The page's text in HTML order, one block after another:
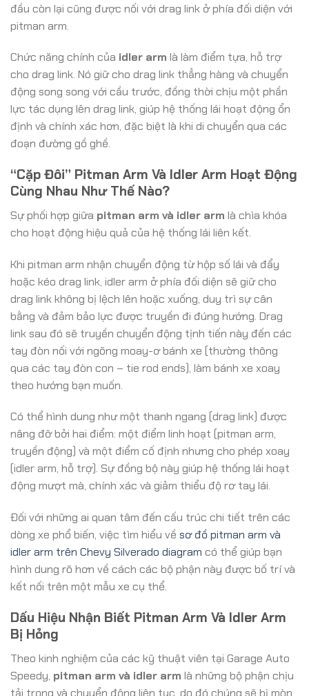
đầu còn lại cũng được nối với drag link ở phía đối diện với
pitman arm.
Chức năng chính của idler arm là làm điểm tựa, hỗ trợ
cho drag link. Nó giữ cho drag link thẳng hàng và chuyển
động song song với cầu trước, đồng thời chịu một phần
lực tác dụng lên drag link, giúp hệ thống lái hoạt động ổn
định và chính xác hơn, đặc biệt là khi di chuyển qua các
đoạn đường gồ ghề.
“Cặp Đôi” Pitman Arm Và Idler Arm Hoạt Động
Cùng Nhau Như Thế Nào?
Sự phối hợp giữa pitman arm và idler arm là chìa khóa
cho hoạt động hiệu quả của hệ thống lái liên kết.
Khi pitman arm nhận chuyển động từ hộp số lái và đẩy
hoặc kéo drag link, idler arm ở phía đối diện sẽ giữ cho
drag link không bị lệch lên hoặc xuống, duy trì sự cân
bằng và đảm bảo lực được truyền đi đúng hướng. Drag
link sau đó sẽ truyền chuyển động tịnh tiến này đến các
tay đòn nối với ngõng moay-ơ bánh xe (thường thông
qua các tay đòn con – tie rod ends), làm bánh xe xoay
theo hướng bạn muốn.
Có thể hình dung như một thanh ngang (drag link) được
nâng đỡ bởi hai điểm: một điểm linh hoạt (pitman arm,
truyền động) và một điểm cố định nhưng cho phép xoay
(idler arm, hỗ trợ). Sự đồng bộ này giúp hệ thống lái hoạt
động mượt mà, chính xác và giảm thiểu độ rơ tay lái.
Đối với những ai quan tâm đến cấu trúc chi tiết trên các
dòng xe phổ biến, việc tìm hiểu về sơ đồ pitman arm và
idler arm trên Chevy Silverado diagram có thể giúp bạn
hình dung rõ hơn về cách các bộ phận này được bố trí và
kết nối trên một mẫu xe cụ thể.
Dấu Hiệu Nhận Biết Pitman Arm Và Idler Arm
Bị Hỏng
Theo kinh nghiệm của các kỹ thuật viên tại Garage Auto
Speedy, pitman arm và idler arm là những bộ phận chịu
tải trọng và chuyển động liên tục, do đó chúng sẽ bị mòn